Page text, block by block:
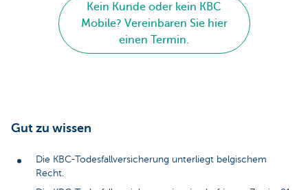
Kein Kunde oder kein KBC
Mobile? Vereinbaren Sie hier
einen Termin.
Gut zu wissen
Die KBC-Todesfallversicherung unterliegt belgischem
Recht.